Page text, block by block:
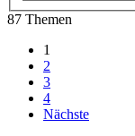
87 Themen
1
2
3
4
Nächste